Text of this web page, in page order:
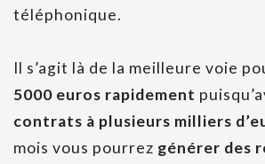
téléphonique.
Il s’agit là de la meilleure voie
5000 euros rapidement
contrats à plusieurs milliers
mois vous pourrez générer des